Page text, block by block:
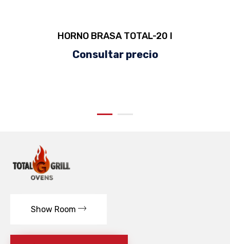
HORNO BRASA TOTAL-20 I
Consultar precio
Show Room